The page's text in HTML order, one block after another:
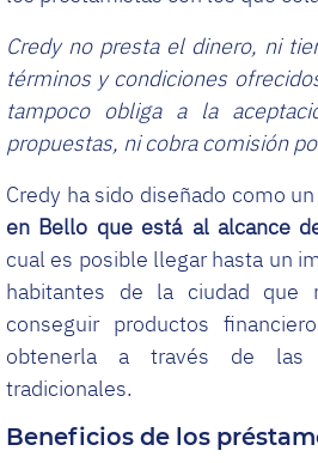
Credy no presta el dinero, ni
términos y condiciones
tampoco obliga a la
propuestas, ni cobra comisión
Credy ha sido diseñado como
en Bello que está al alcance
cual es posible llegar hasta un
habitantes de la ciudad que
conseguir productos
obtenerla a través de las
tradicionales.
Beneficios de los